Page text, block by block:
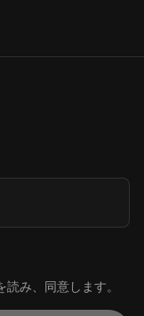
読み、同意します。